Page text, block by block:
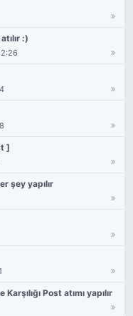
:)
]
şey yapılır
Post atımı yapılır